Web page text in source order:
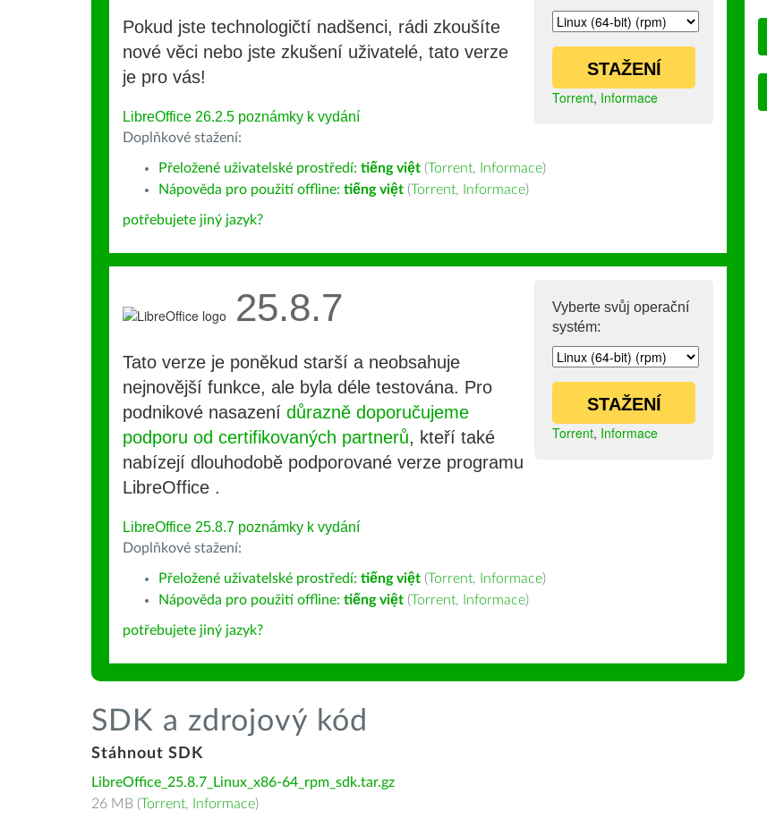
STAŽENÍ
Torrent, Informace
Pokud jste technologičtí nadšenci, rádi zkoušíte
nové věci nebo jste zkušení uživatelé, tato verze
je pro vás!
LibreOffice 26.2.5 poznámky k vydání
Doplňkové stažení:
Přeložené uživatelské prostředí: tiếng việt (Torrent, Informace)
Nápověda pro použití offline: tiếng việt (Torrent, Informace)
potřebujete jiný jazyk?
Vyberte svůj operační
systém:
STAŽENÍ
Torrent, Informace
25.8.7
Tato verze je poněkud starší a neobsahuje
nejnovější funkce, ale byla déle testována. Pro
podnikové nasazení důrazně doporučujeme
podporu od certifikovaných partnerů, kteří také
nabízejí dlouhodobě podporované verze programu
LibreOffice .
LibreOffice 25.8.7 poznámky k vydání
Doplňkové stažení:
Přeložené uživatelské prostředí: tiếng việt (Torrent, Informace)
Nápověda pro použití offline: tiếng việt (Torrent, Informace)
potřebujete jiný jazyk?
SDK a zdrojový kód
Stáhnout SDK
LibreOffice_25.8.7_Linux_x86-64_rpm_sdk.tar.gz
26 MB (Torrent, Informace)